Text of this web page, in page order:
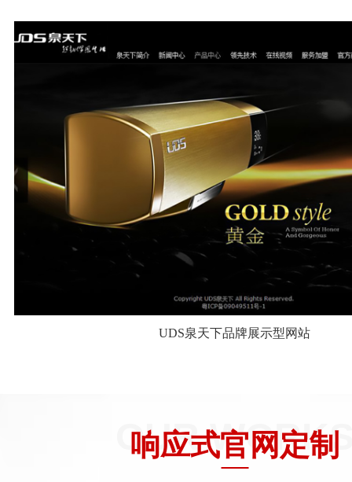
UDS泉天下品牌展示型网站
响应式官网定制
OUR